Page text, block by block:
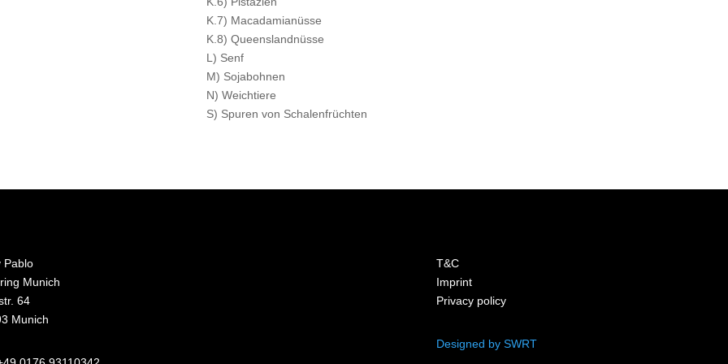
K.7) Macadamianüsse
K.8) Queenslandnüsse
L) Senf
M) Sojabohnen
N) Weichtiere
S) Spuren von Schalenfrüchten
Pablo
Munich
64
Munich
T&C
Imprint
Privacy policy
Designed by SWRT